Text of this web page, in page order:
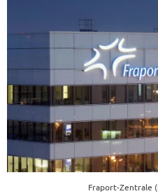
Fraport-Zentrale